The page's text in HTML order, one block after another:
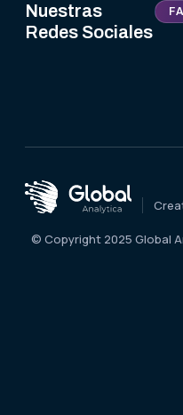
Nuestras
Redes Sociales
© Copyright 2025 Global